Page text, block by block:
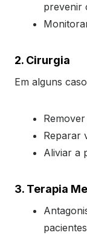
prevenir
2. Cirurgia
Em alguns
Reparar
Aliviar a
3. Terapia